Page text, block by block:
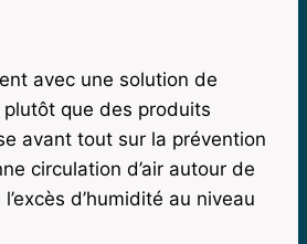
avec une solution de
que des produits
avant tout sur la prévention
circulation d’air autour de
l’excès d’humidité au niveau